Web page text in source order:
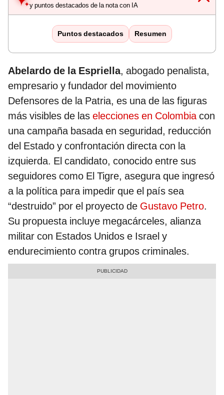
y puntos destacados de la nota con IA
Puntos destacados Resumen
Abelardo de la Espriella, abogado penalista,
empresario y fundador del movimiento
Defensores de la Patria, es una de las figuras
más visibles de las elecciones en Colombiacon
una campaña basada en seguridad, reducción
del Estado y confrontación directa con la
izquierda. El candidato, conocido entre sus
seguidores como El Tigre, asegura que ingresó
a la política para impedir que el país sea
“destruido” por el proyecto de Gustavo Petro.
Su propuesta incluye megacárceles, alianza
militar con Estados Unidos e Israel y
endurecimiento contra grupos criminales.